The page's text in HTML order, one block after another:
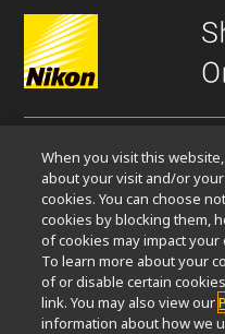
微信
关于我们
活动可持续发展 Well-
相关网站
When you visit this
about your visit and/or
cookies. You can choose
cookies by blocking them,
of cookies may impact
To learn more about your
of or disable certain cookies
link. You may also view our
information about how we